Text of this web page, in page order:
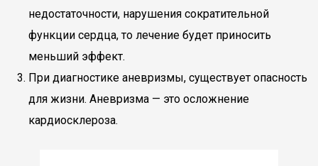
недостаточности, нарушения сократительной
функции сердца, то лечение будет приносить
меньший эффект.
При диагностике аневризмы, существует опасность
для жизни. Аневризма — это осложнение
кардиосклероза.